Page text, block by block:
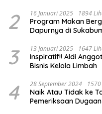
2 16 Januari 2025 1894
Program Makan
Dapurnya di
3 13 Januari 2025 1647
Inspiratif!! Aldi
Bisnis Kelola Limbah
4 28 September 2024
Naik Atau Tidak ke
Pemeriksaan